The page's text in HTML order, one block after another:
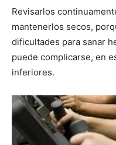
Revisarlos
mantenerlos secos,
dificultades para sanar
puede complicarse, en
inferiores.